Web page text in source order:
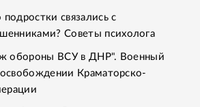
связались с
Советы психолога
обороны ВСУ в ДНР". Военный
Краматорско-